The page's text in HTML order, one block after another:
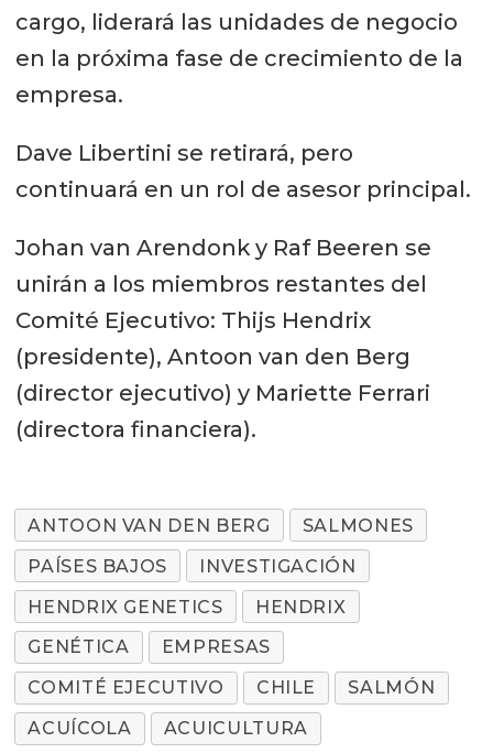
cargo, liderará las unidades de negocio
en la próxima fase de crecimiento de la
empresa.
Dave Libertini se retirará, pero
continuará en un rol de asesor principal.
Johan van Arendonk y Raf Beeren se
unirán a los miembros restantes del
Comité Ejecutivo: Thijs Hendrix
(presidente), Antoon van den Berg
(director ejecutivo) y Mariette Ferrari
(directora financiera).
ANTOON VAN DEN BERG
SALMONES
PAÍSES BAJOS
INVESTIGACIÓN
HENDRIX GENETICS
HENDRIX
GENÉTICA
EMPRESAS
COMITÉ EJECUTIVO
CHILE
SALMÓN
ACUÍCOLA
ACUICULTURA